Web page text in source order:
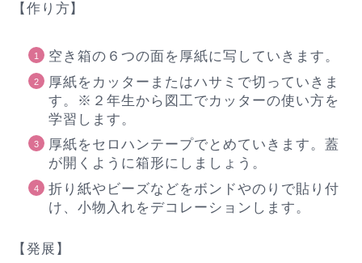
【作り方】
空き箱の６つの面を厚紙に写していきます。
厚紙をカッターまたはハサミで切っていきま
す。※２年生から図工でカッターの使い方を
学習します。
厚紙をセロハンテープでとめていきます。蓋
が開くように箱形にしましょう。
折り紙やビーズなどをボンドやのりで貼り付
け、小物入れをデコレーションします。
【発展】